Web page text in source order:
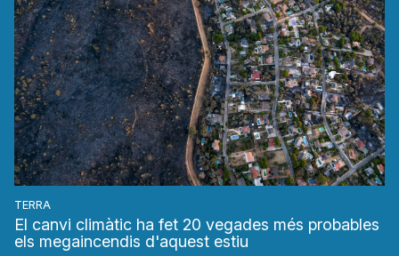
TERRA
El canvi climàtic ha fet 20 vegades més probables
els megaincendis d'aquest estiu